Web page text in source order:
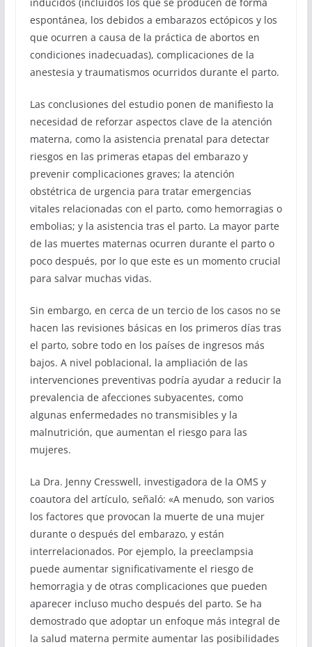
inducidos (incluidos los que se producen de forma
espontánea, los debidos a embarazos ectópicos y los
que ocurren a causa de la práctica de abortos en
condiciones inadecuadas), complicaciones de la
anestesia y traumatismos ocurridos durante el parto.
Las conclusiones del estudio ponen de manifiesto la
necesidad de reforzar aspectos clave de la atención
materna, como la asistencia prenatal para detectar
riesgos en las primeras etapas del embarazo y
prevenir complicaciones graves; la atención
obstétrica de urgencia para tratar emergencias
vitales relacionadas con el parto, como hemorragias o
embolias; y la asistencia tras el parto. La mayor parte
de las muertes maternas ocurren durante el parto o
poco después, por lo que este es un momento crucial
para salvar muchas vidas.
Sin embargo, en cerca de un tercio de los casos no se
hacen las revisiones básicas en los primeros días tras
el parto, sobre todo en los países de ingresos más
bajos. A nivel poblacional, la ampliación de las
intervenciones preventivas podría ayudar a reducir la
prevalencia de afecciones subyacentes, como
algunas enfermedades no transmisibles y la
malnutrición, que aumentan el riesgo para las
mujeres.
La Dra. Jenny Cresswell, investigadora de la OMS y
coautora del artículo, señaló: «A menudo, son varios
los factores que provocan la muerte de una mujer
durante o después del embarazo, y están
interrelacionados. Por ejemplo, la preeclampsia
puede aumentar significativamente el riesgo de
hemorragia y de otras complicaciones que pueden
aparecer incluso mucho después del parto. Se ha
demostrado que adoptar un enfoque más integral de
la salud materna permite aumentar las posibilidades